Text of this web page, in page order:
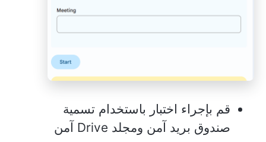
قم بإجراء اختبار باستخدام تسمية
صندوق بريد آمن ومجلد Drive آمن